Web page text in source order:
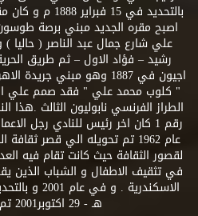
بالتحديد في 15
اصبح مقره الجديد مبني برصة
علي شارع جمال عبد الناصر (
رشيد – فؤاد الاول – ثم طريق
اجيون في 1887 وهو مبني
" كلوب محمد علي " فقد صمم علي
الطراز الفرنسي نابوليون الثالث
رقم 1 كان اخر رئيس للنادي رجل
عام 1962 تم تحويله الي قصر
لقصور الثقافة حيث كانت تقام فيه
في تثقيف الاطفال و الشباب الذين
هـ - 29 اكتوبر2001 تم افتتاح المركز